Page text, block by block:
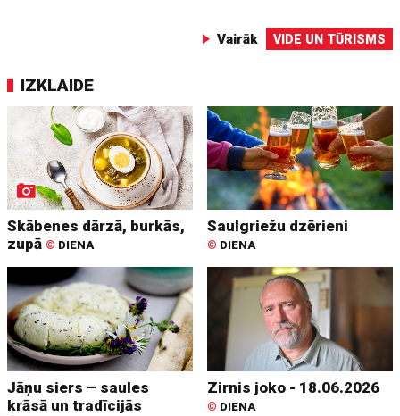
Vairāk VIDE UN TŪRISMS
IZKLAIDE
Skābenes dārzā, burkās,
zupā © DIENA
Saulgriežu dzērieni
© DIENA
Jāņu siers – saules
krāsā un tradīcijās
Zirnis joko - 18.06.2026
© DIENA